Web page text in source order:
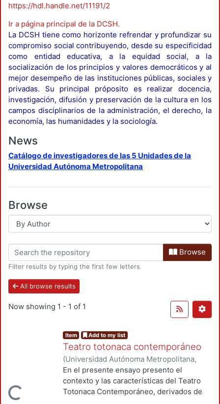
https://hdl.handle.net/11191/2
Ir a página principal de la DCSH.
La DCSH tiene como horizonte refrendar y profundizar su
compromiso social contribuyendo, desde su especificidad
como entidad educativa, a la equidad social, a la
socialización de los principios y valores democráticos y al
mejor desempeño de las instituciones públicas, sociales y
privadas. Su principal próposito es realizar docencia,
investigación, difusión y preservación de la cultura en los
campos disciplinarios de la administración, el derecho, la
economía, las humanidades y la sociología.
News
Catálogo de investigadores de las 5 Unidades de la
Universidad Autónoma Metropolitana
Browse
Browse
Filter results by typing the first few letters
All browse results
Now showing 1 - 1 of 1
Item Add to my list
Teatro totonaca contemporáneo
(Universidad Autónoma Metropolitana,
Unidad Azcapotzalco, División de Ciencias
Sociales y Humanidades, Departamento
de Humanidades,2016-12)Adame,
En el presente ensayo presento el
contexto y las características del Teatro
Totonaca Contemporáneo, derivados de